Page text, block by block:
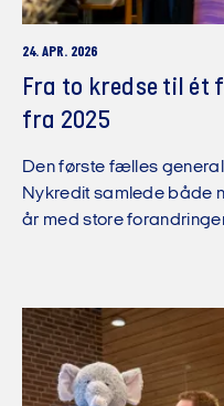
24. APR. 2026
Fra to kredse til ét
fra 2025
Den første fælles
Nykredit samlede både
år med store